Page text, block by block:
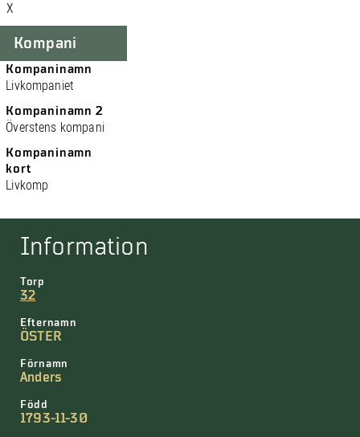
X
Kompani
Kompaninamn
Livkompaniet
Kompaninamn 2
Överstens kompani
Kompaninamn
kort
Livkomp
Information
Torp
32
Efternamn
ÖSTER
Förnamn
Anders
Född
1793-11-30